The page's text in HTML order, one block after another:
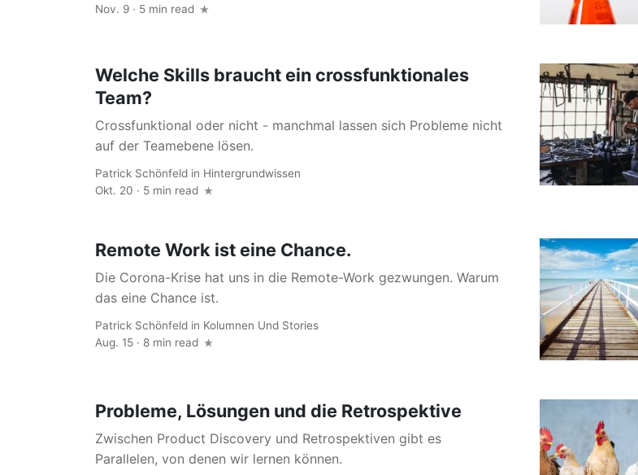
Nov. 9 · 5 min read
Welche Skills braucht ein crossfunktionales
Team?
Crossfunktional oder nicht - manchmal lassen sich Probleme nicht
auf der Teamebene lösen.
Patrick Schönfeld in Hintergrundwissen
Okt. 20 · 5 min read
Remote Work ist eine Chance.
Die Corona-Krise hat uns in die Remote-Work gezwungen. Warum
das eine Chance ist.
Patrick Schönfeld in Kolumnen Und Stories
Aug. 15 · 8 min read
Probleme, Lösungen und die Retrospektive
Zwischen Product Discovery und Retrospektiven gibt es
Parallelen, von denen wir lernen können.